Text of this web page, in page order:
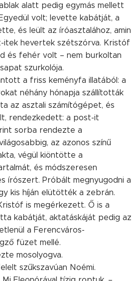
alatt pedig egymás mellett
volt; levette kabátját, a
és leült az íróasztalához, amin
itek hevertek szétszórva. Kristóf
és fehér volt – nem burkoltan
szurkolója.
a friss keményfa illatából: a
néhány hónapja szállították
az asztali számítógépet, és
rendezkedett: a post-it
sorba rendezte a
az azonos színű
végül kiöntötte a
és módszeresen
írószert. Próbált megnyugodni a
kis híján elütötték a zebrán.
is megérkezett. Ő is a
kabátját, aktatáskáját pedig az
a Ferencváros-
füzet mellé.
mosolyogva.
szűkszavúan Noémi.